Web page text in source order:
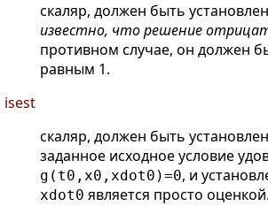
скаляр, должен быть
известно, что решение
противном случае, он должен
равным 1.
isest
скаляр, должен быть
заданное исходное условие
g(t0,x0,xdot0)=0, и
xdot0 является просто оценкой.